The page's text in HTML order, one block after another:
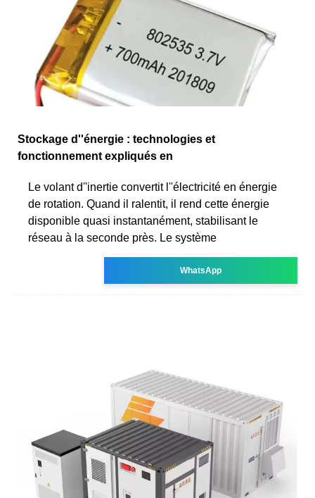
Stockage d''énergie : technologies et
fonctionnement expliqués en
Le volant d''inertie convertit l''électricité en énergie
de rotation. Quand il ralentit, il rend cette énergie
disponible quasi instantanément, stabilisant le
réseau à la seconde près. Le système
WhatsApp